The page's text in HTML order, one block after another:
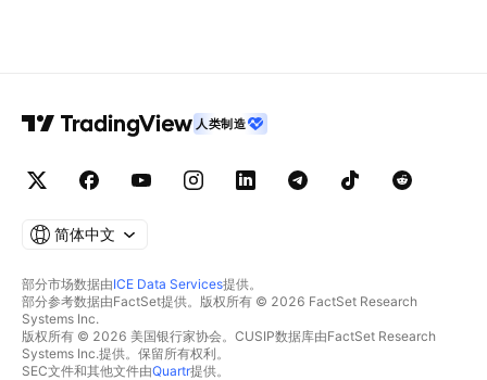
人类制造
简体中文
部分市场数据由ICE Data Services提供。
部分参考数据由FactSet提供。版权所有 © 2026 FactSet Research
Systems Inc.
版权所有 © 2026 美国银行家协会。CUSIP数据库由FactSet Research
Systems Inc.提供。保留所有权利。
SEC文件和其他文件由Quartr提供。